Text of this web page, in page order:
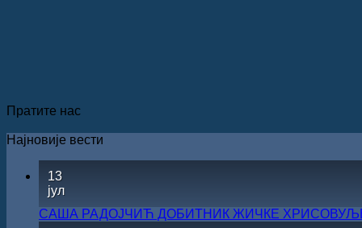
Пратите нас
Најновије вести
13
јул
САША РАДОЈЧИЋ ДОБИТНИК ЖИЧКЕ ХРИСОВУЉЕ